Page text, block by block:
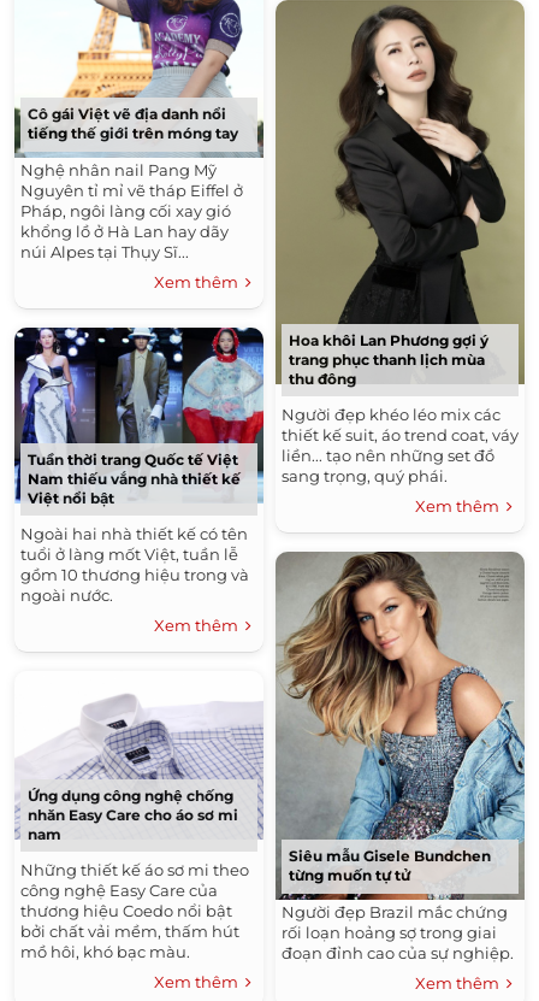
Cô gái Việt vẽ địa danh nổi
tiếng thế giới trên móng tay
Nghệ nhân nail Pang Mỹ
Nguyên tỉ mỉ vẽ tháp Eiffel ở
Pháp, ngôi làng cối xay gió
khổng lồ ở Hà Lan hay dãy
núi Alpes tại Thụy Sĩ...
Xem thêm
Tuần thời trang Quốc tế Việt
Nam thiếu vắng nhà thiết kế
Việt nổi bật
Ngoài hai nhà thiết kế có tên
tuổi ở làng mốt Việt, tuần lễ
gồm 10 thương hiệu trong và
ngoài nước.
Xem thêm
Ứng dụng công nghệ chống
nhăn Easy Care cho áo sơ mi
nam
Những thiết kế áo sơ mi theo
công nghệ Easy Care của
thương hiệu Coedo nổi bật
bởi chất vải mềm, thấm hút
mồ hôi, khó bạc màu.
Xem thêm
Hoa khôi Lan Phương gợi ý
trang phục thanh lịch mùa
thu đông
Người đẹp khéo léo mix các
thiết kế suit, áo trend coat, váy
liền... tạo nên những set đồ
sang trọng, quý phái.
Xem thêm
Siêu mẫu Gisele Bundchen
từng muốn tự tử
Người đẹp Brazil mắc chứng
rối loạn hoảng sợ trong giai
đoạn đỉnh cao của sự nghiệp.
Xem thêm